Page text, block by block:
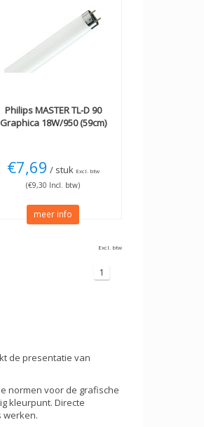
PhilipsMASTER TL-D 90
Graphica 18W/950 (59cm)
€7,69 / stuk Excl. btw
(€9,30 Incl. btw)
meer info
Excl. btw
1
de presentatie van
normen voor de grafische
kleurpunt. Directe
werken.